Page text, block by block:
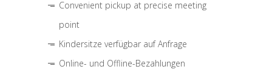
Convenient pickup at precise meeting
point
Kindersitze verfügbar auf Anfrage
Online- und Offline-Bezahlungen